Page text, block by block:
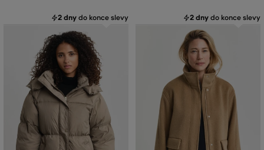
2 dny do konce slevy 2 dny do konce slevy